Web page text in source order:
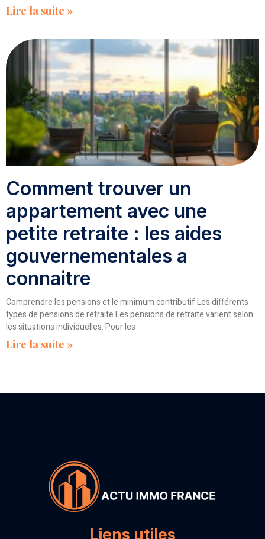
Lire la suite »
Comment trouver un
appartement avec une
petite retraite : les aides
gouvernementales a
connaitre
Comprendre les pensions et le minimum contributif Les différents
types de pensions de retraite Les pensions de retraite varient selon
les situations individuelles. Pour les
Lire la suite »
Liens utiles